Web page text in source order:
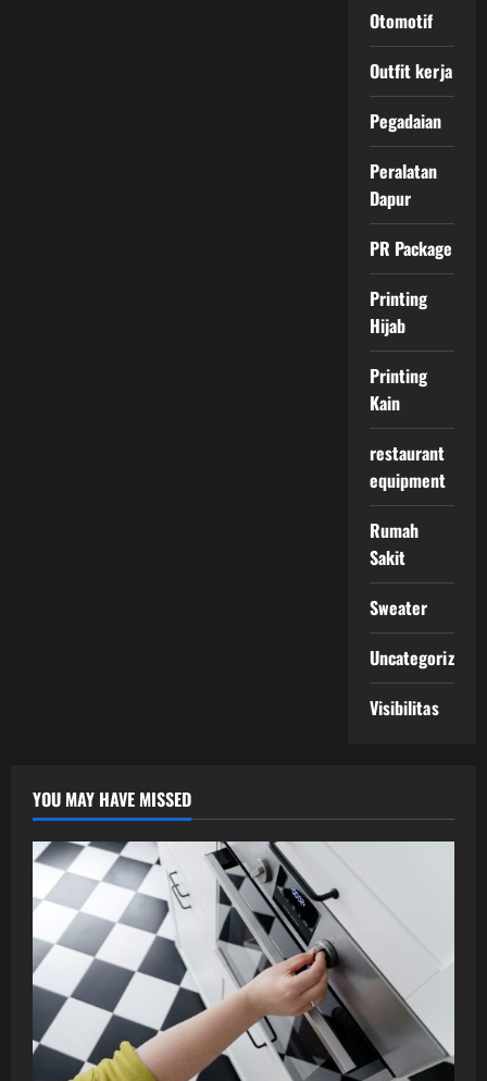
Otomotif
Outfit kerja
Pegadaian
Peralatan
Dapur
PR Package
Printing
Hijab
Printing
Kain
restaurant
equipment
Rumah
Sakit
Sweater
Uncategorized
Visibilitas
YOU MAY HAVE MISSED